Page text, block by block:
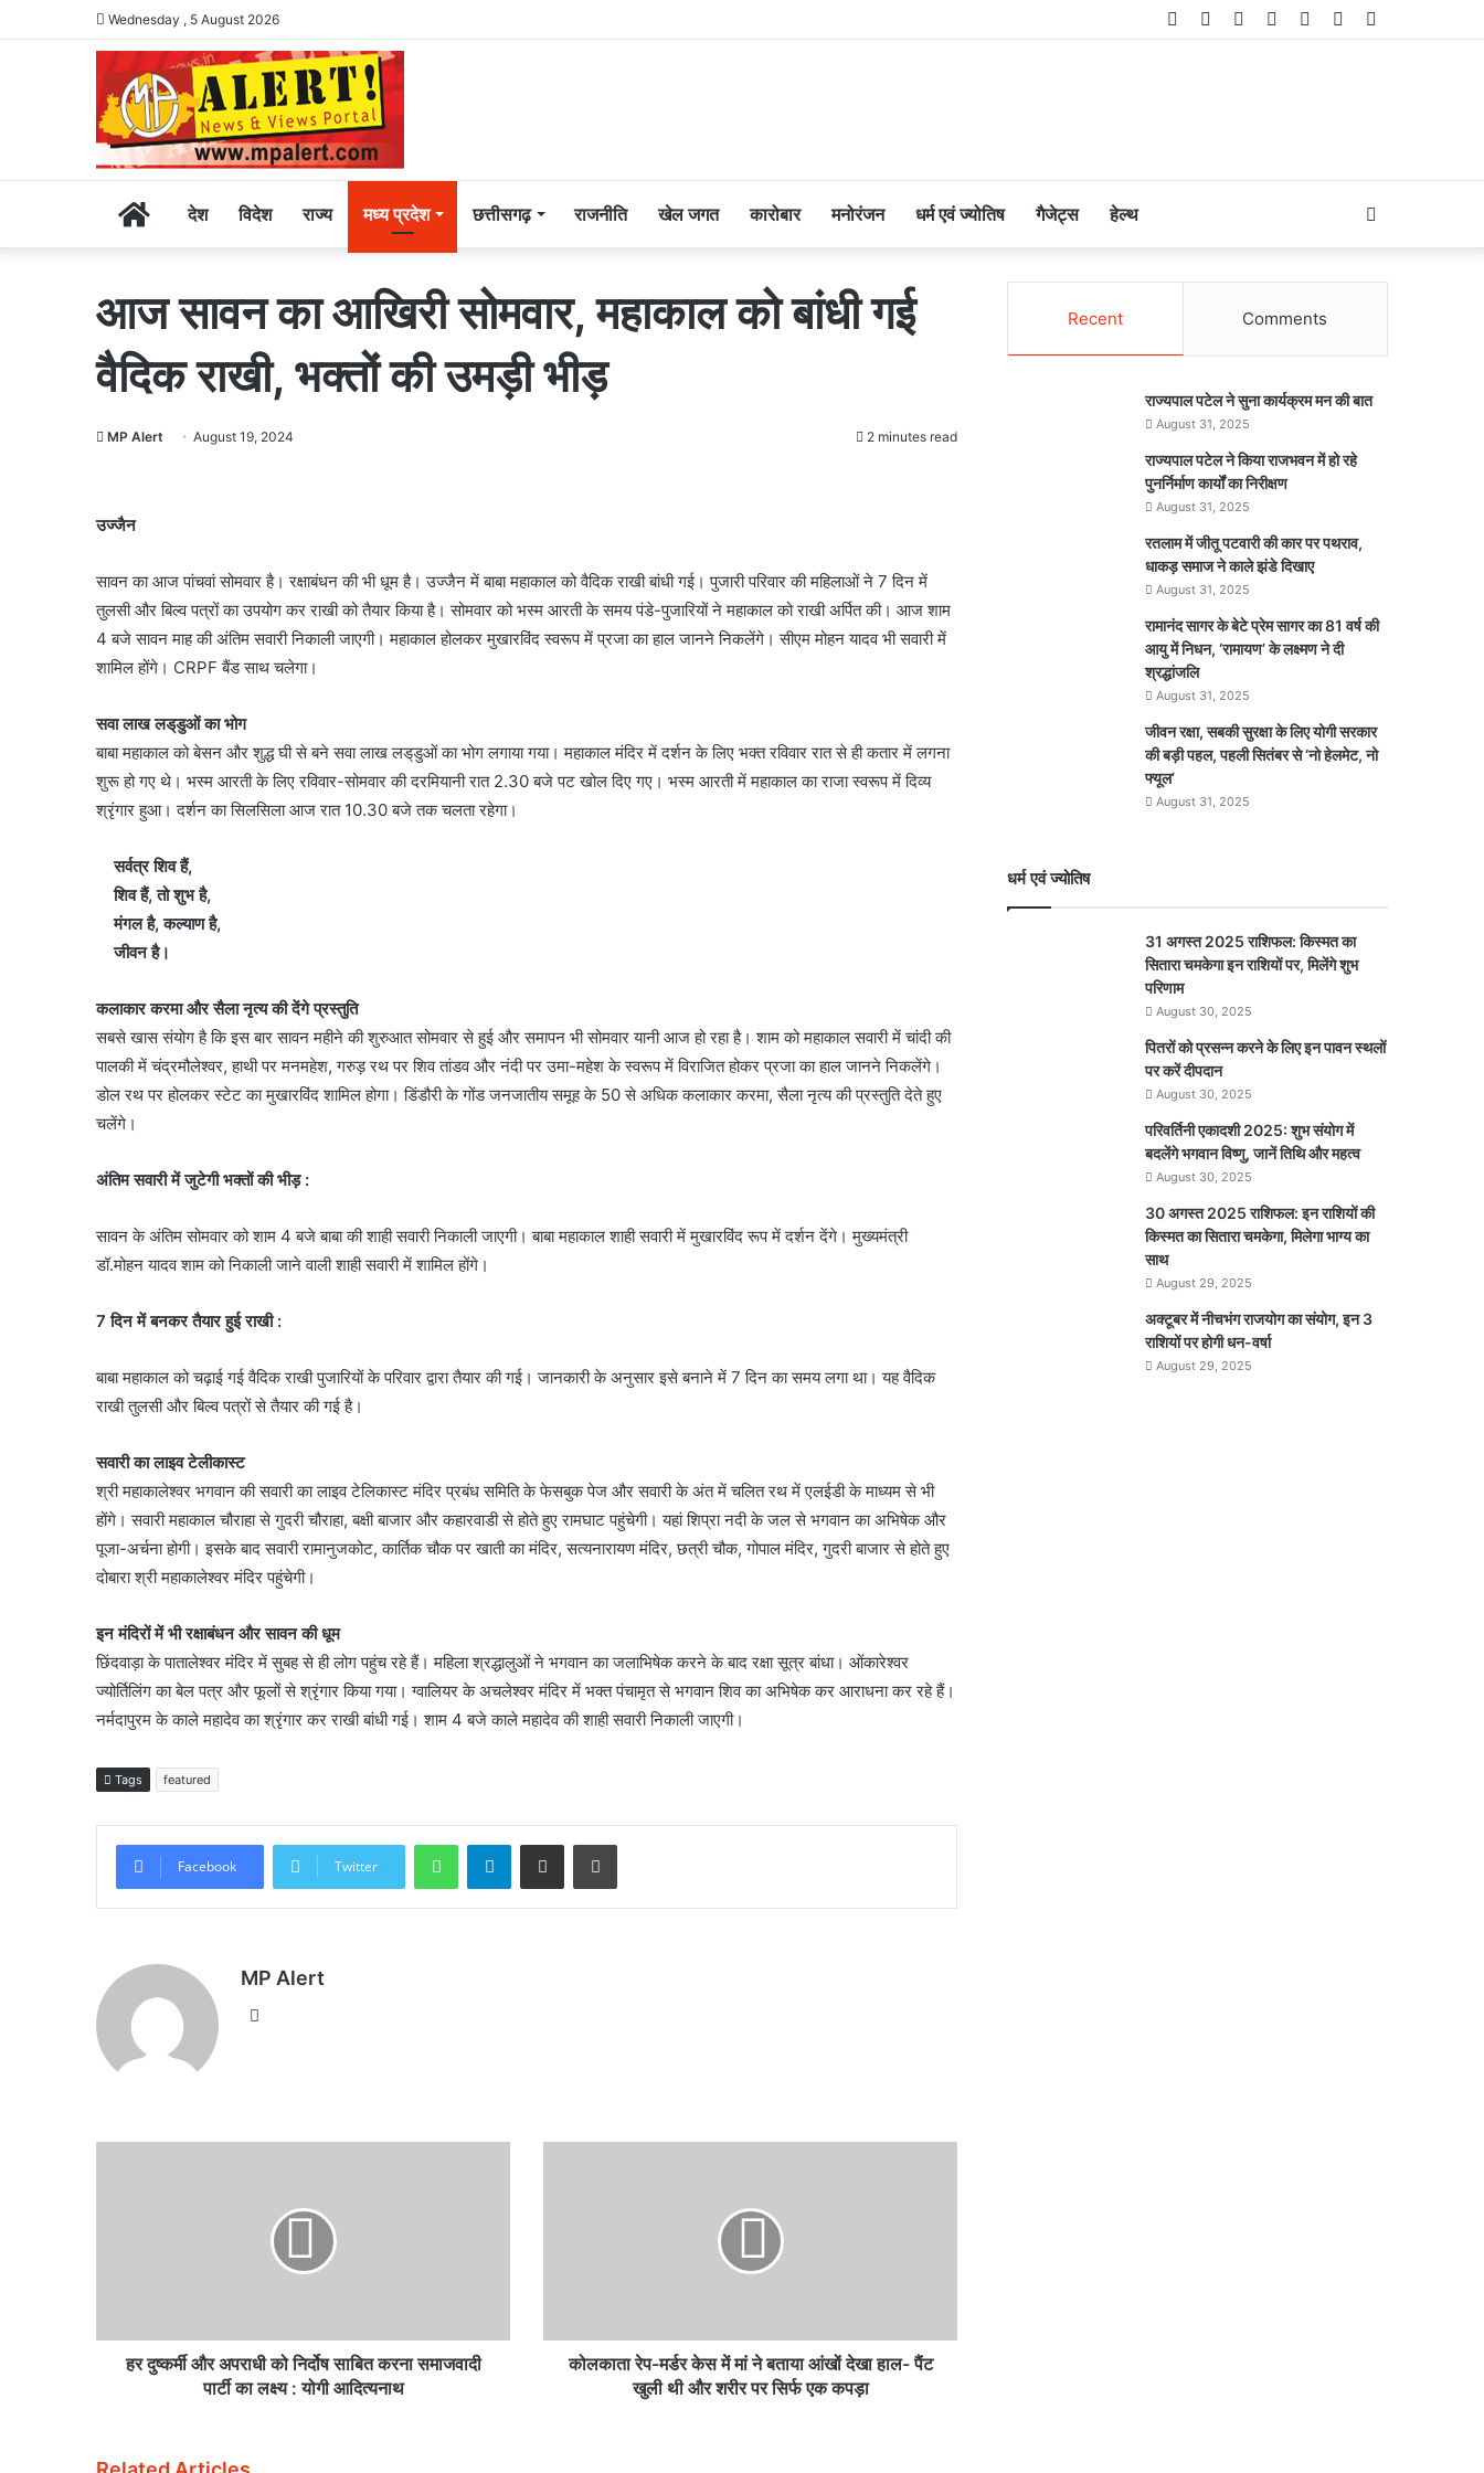
Wednesday , 5 August 2026 Telegram
Instagram
YouTube
LinkedIn
Twitter
Facebook
Homeदेश विदेश राज्य मध्य प्रदेश छत्तीसगढ़ राजनीति खेल जगत कारोबार मनोरंजन धर्म एवं ज्योतिष गैजेट्स हेल्थ
for
आज सावन का आखिरी सोमवार, महाकाल को बांधी गई
वैदिक राखी, भक्तों की उमड़ी भीड़
MP Alert August 19, 2024 2 minutes read
उज्जैन
सावन का आज पांचवां सोमवार है। रक्षाबंधन की भी धूम है। उज्जैन में बाबा महाकाल को वैदिक राखी बांधी गई। पुजारी परिवार की महिलाओं ने 7 दिन में
तुलसी और बिल्व पत्रों का उपयोग कर राखी को तैयार किया है। सोमवार को भस्म आरती के समय पंडे-पुजारियों ने महाकाल को राखी अर्पित की। आज शाम
4 बजे सावन माह की अंतिम सवारी निकाली जाएगी। महाकाल होलकर मुखारविंद स्वरूप में प्रजा का हाल जानने निकलेंगे। सीएम मोहन यादव भी सवारी में
शामिल होंगे। CRPF बैंड साथ चलेगा।
सवा लाख लड्‌डुओं का भोग
बाबा महाकाल को बेसन और शुद्ध घी से बने सवा लाख लड्‌डुओं का भोग लगाया गया। महाकाल मंदिर में दर्शन के लिए भक्त रविवार रात से ही कतार में लगना
शुरू हो गए थे। भस्म आरती के लिए रविवार-सोमवार की दरमियानी रात 2.30 बजे पट खोल दिए गए। भस्म आरती में महाकाल का राजा स्वरूप में दिव्य
श्रृंगार हुआ। दर्शन का सिलसिला आज रात 10.30 बजे तक चलता रहेगा।
सर्वत्र शिव हैं,
शिव हैं, तो शुभ है,
मंगल है, कल्याण है,
जीवन है।
कलाकार करमा और सैला नृत्य की देंगे प्रस्तुति
सबसे खास संयोग है कि इस बार सावन महीने की शुरुआत सोमवार से हुई और समापन भी सोमवार यानी आज हो रहा है। शाम को महाकाल सवारी में चांदी की
पालकी में चंद्रमौलेश्वर, हाथी पर मनमहेश, गरुड़ रथ पर शिव तांडव और नंदी पर उमा-महेश के स्वरूप में विराजित होकर प्रजा का हाल जानने निकलेंगे।
डोल रथ पर होलकर स्टेट का मुखारविंद शामिल होगा। डिंडौरी के गोंड जनजातीय समूह के 50 से अधिक कलाकार करमा, सैला नृत्य की प्रस्तुति देते हुए
चलेंगे।
अंतिम सवारी में जुटेगी भक्तों की भीड़ :
सावन के अंतिम सोमवार को शाम 4 बजे बाबा की शाही सवारी निकाली जाएगी। बाबा महाकाल शाही सवारी में मुखारविंद रूप में दर्शन देंगे। मुख्यमंत्री
डॉ.मोहन यादव शाम को निकाली जाने वाली शाही सवारी में शामिल होंगे।
7 दिन में बनकर तैयार हुई राखी :
बाबा महाकाल को चढ़ाई गई वैदिक राखी पुजारियों के परिवार द्वारा तैयार की गई। जानकारी के अनुसार इसे बनाने में 7 दिन का समय लगा था। यह वैदिक
राखी तुलसी और बिल्व पत्रों से तैयार की गई है।
सवारी का लाइव टेलीकास्ट
श्री महाकालेश्वर भगवान की सवारी का लाइव टेलिकास्ट मंदिर प्रबंध समिति के फेसबुक पेज और सवारी के अंत में चलित रथ में एलईडी के माध्यम से भी
होंगे। सवारी महाकाल चौराहा से गुदरी चौराहा, बक्षी बाजार और कहारवाडी से होते हुए रामघाट पहुंचेगी। यहां शिप्रा नदी के जल से भगवान का अभिषेक और
पूजा-अर्चना होगी। इसके बाद सवारी रामानुजकोट, कार्तिक चौक पर खाती का मंदिर, सत्यनारायण मंदिर, छत्री चौक, गोपाल मंदिर, गुदरी बाजार से होते हुए
दोबारा श्री महाकालेश्वर मंदिर पहुंचेगी।
इन मंदिरों में भी रक्षाबंधन और सावन की धूम
छिंदवाड़ा के पातालेश्वर मंदिर में सुबह से ही लोग पहुंच रहे हैं। महिला श्रद्धालुओं ने भगवान का जलाभिषेक करने के बाद रक्षा सूत्र बांधा। ओंकारेश्वर
ज्योर्तिलिंग का बेल पत्र और फूलों से श्रृंगार किया गया। ग्वालियर के अचलेश्वर मंदिर में भक्त पंचामृत से भगवान शिव का अभिषेक कर आराधना कर रहे हैं।
नर्मदापुरम के काले महादेव का श्रृंगार कर राखी बांधी गई। शाम 4 बजे काले महादेव की शाही सवारी निकाली जाएगी।
Tags featured
Facebook Twitter
WhatsAppTelegramShare via Email Print
MP Alert
Website
हर दुष्कर्मी और अपराधी को निर्दोष साबित करना समाजवादी
पार्टी का लक्ष्य : योगी आदित्यनाथ
कोलकाता रेप-मर्डर केस में मां ने बताया आंखों देखा हाल- पैंट
खुली थी और शरीर पर सिर्फ एक कपड़ा
Recent Comments
राज्यपाल पटेल ने सुना कार्यक्रम मन की बात
August 31, 2025
राज्यपाल पटेल ने किया राजभवन में हो रहे
पुनर्निर्माण कार्यों का निरीक्षण
August 31, 2025
रतलाम में जीतू पटवारी की कार पर पथराव,
धाकड़ समाज ने काले झंडे दिखाए
August 31, 2025
रामानंद सागर के बेटे प्रेम सागर का 81 वर्ष की
आयु में निधन, ‘रामायण’ के लक्ष्मण ने दी
श्रद्धांजलि
August 31, 2025
जीवन रक्षा, सबकी सुरक्षा के लिए योगी सरकार
की बड़ी पहल, पहली सितंबर से ‘नो हेलमेट, नो
फ्यूल’
August 31, 2025
धर्म एवं ज्योतिष
31 अगस्त 2025 राशिफल: किस्मत का
सितारा चमकेगा इन राशियों पर, मिलेंगे शुभ
परिणाम
August 30, 2025
पितरों को प्रसन्न करने के लिए इन पावन स्थलों
पर करें दीपदान
August 30, 2025
परिवर्तिनी एकादशी 2025: शुभ संयोग में
बदलेंगे भगवान विष्णु, जानें तिथि और महत्व
August 30, 2025
30 अगस्त 2025 राशिफल: इन राशियों की
किस्मत का सितारा चमकेगा, मिलेगा भाग्य का
साथ
August 29, 2025
अक्टूबर में नीचभंग राजयोग का संयोग, इन 3
राशियों पर होगी धन-वर्षा
August 29, 2025